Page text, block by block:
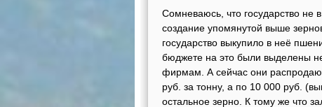
Сомневаюсь, что государство не
создание упомянутой выше
государство выкупило в неё
бюджете на это были выделены
фирмам. А сейчас они
руб. за тонну, а по 10 000 руб.
остальное зерно. К тому же что